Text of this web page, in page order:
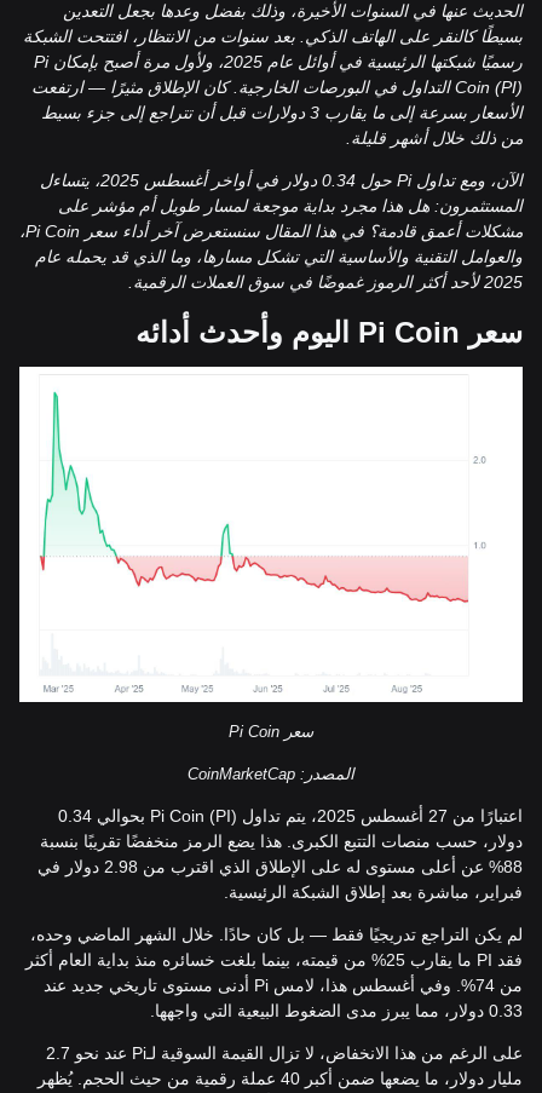
الحديث عنها في السنوات الأخيرة، وذلك بفضل وعدها بجعل التعدين
بسيطًا كالنقر على الهاتف الذكي. بعد سنوات من الانتظار، افتتحت الشبكة
رسميًا شبكتها الرئيسية في أوائل عام 2025، ولأول مرة أصبح بإمكان Pi
Coin (PI) التداول في البورصات الخارجية. كان الإطلاق مثيرًا — ارتفعت
الأسعار بسرعة إلى ما يقارب 3 دولارات قبل أن تتراجع إلى جزء بسيط
من ذلك خلال أشهر قليلة.
الآن، ومع تداول Pi حول 0.34 دولار في أواخر أغسطس 2025، يتساءل
المستثمرون: هل هذا مجرد بداية موجعة لمسار طويل أم مؤشر على
مشكلات أعمق قادمة؟ في هذا المقال سنستعرض آخر أداء سعر Pi Coin،
والعوامل التقنية والأساسية التي تشكل مسارها، وما الذي قد يحمله عام
2025 لأحد أكثر الرموز غموضًا في سوق العملات الرقمية.
سعر Pi Coin اليوم وأحدث أدائه
سعر Pi Coin
المصدر: CoinMarketCap
اعتبارًا من 27 أغسطس 2025، يتم تداول Pi Coin (PI) بحوالي 0.34
دولار، حسب منصات التتبع الكبرى. هذا يضع الرمز منخفضًا تقريبًا بنسبة
88% عن أعلى مستوى له على الإطلاق الذي اقترب من 2.98 دولار في
فبراير، مباشرة بعد إطلاق الشبكة الرئيسية.
لم يكن التراجع تدريجيًا فقط — بل كان حادًا. خلال الشهر الماضي وحده،
فقد PI ما يقارب 25% من قيمته، بينما بلغت خسائره منذ بداية العام أكثر
من 74%. وفي أغسطس هذا، لامس Pi أدنى مستوى تاريخي جديد عند
0.33 دولار، مما يبرز مدى الضغوط البيعية التي واجهها.
على الرغم من هذا الانخفاض، لا تزال القيمة السوقية لـPi عند نحو 2.7
مليار دولار، ما يضعها ضمن أكبر 40 عملة رقمية من حيث الحجم. يُظهر